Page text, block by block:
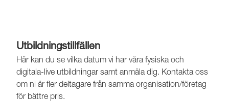
Utbildningstillfällen
Här kan du se vilka datum vi har våra fysiska och
digitala-live utbildningar samt anmäla dig. Kontakta oss
om ni är fler deltagare från samma organisation/företag
för bättre pris.